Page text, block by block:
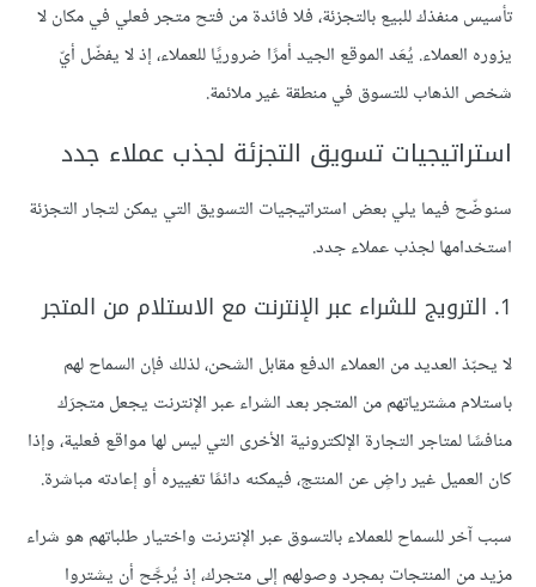
تأسيس منفذك للبيع بالتجزئة، فلا فائدة من فتح متجر فعلي في مكان لا
يزوره العملاء. يُعَد الموقع الجيد أمرًا ضروريًا للعملاء، إذ لا يفضّل أيّ
شخص الذهاب للتسوق في منطقة غير ملائمة.
استراتيجيات تسويق التجزئة لجذب عملاء جدد
سنوضّح فيما يلي بعض استراتيجيات التسويق التي يمكن لتجار التجزئة
استخدامها لجذب عملاء جدد.
1. الترويج للشراء عبر الإنترنت مع الاستلام من المتجر
لا يحبّذ العديد من العملاء الدفع مقابل الشحن، لذلك فإن السماح لهم
باستلام مشترياتهم من المتجر بعد الشراء عبر الإنترنت يجعل متجرَك
منافسًا لمتاجر التجارة الإلكترونية الأخرى التي ليس لها مواقع فعلية، وإذا
كان العميل غير راضٍ عن المنتج، فيمكنه دائمًا تغييره أو إعادته مباشرة.
سبب آخر للسماح للعملاء بالتسوق عبر الإنترنت واختيار طلباتهم هو شراء
مزيد من المنتجات بمجرد وصولهم إلى متجرك، إذ يُرجَّح أن يشتروا